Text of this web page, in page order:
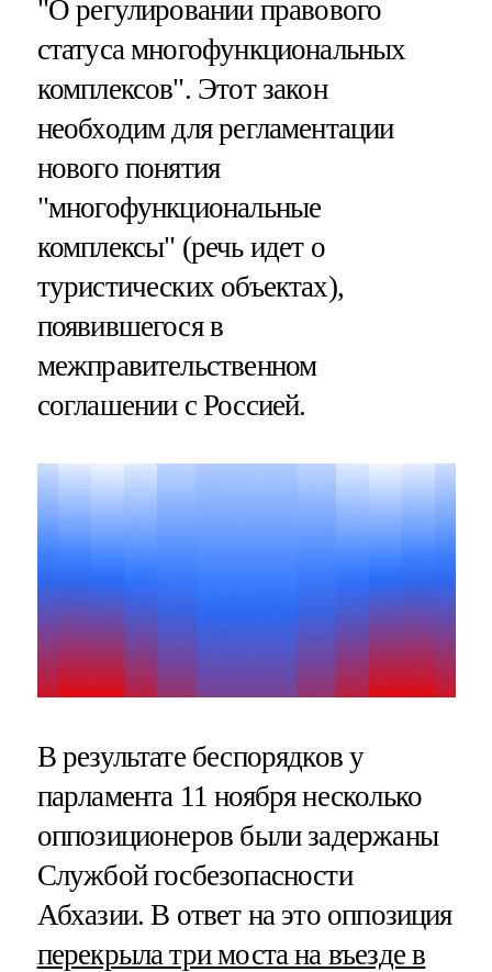
"О регулировании правового
статуса многофункциональных
комплексов". Этот закон
необходим для регламентации
нового понятия
"многофункциональные
комплексы" (речь идет о
туристических объектах),
появившегося в
межправительственном
соглашении с Россией.
В результате беспорядков у
парламента 11 ноября несколько
оппозиционеров были задержаны
Службой госбезопасности
Абхазии. В ответ на это оппозиция
перекрыла три моста на въезде в